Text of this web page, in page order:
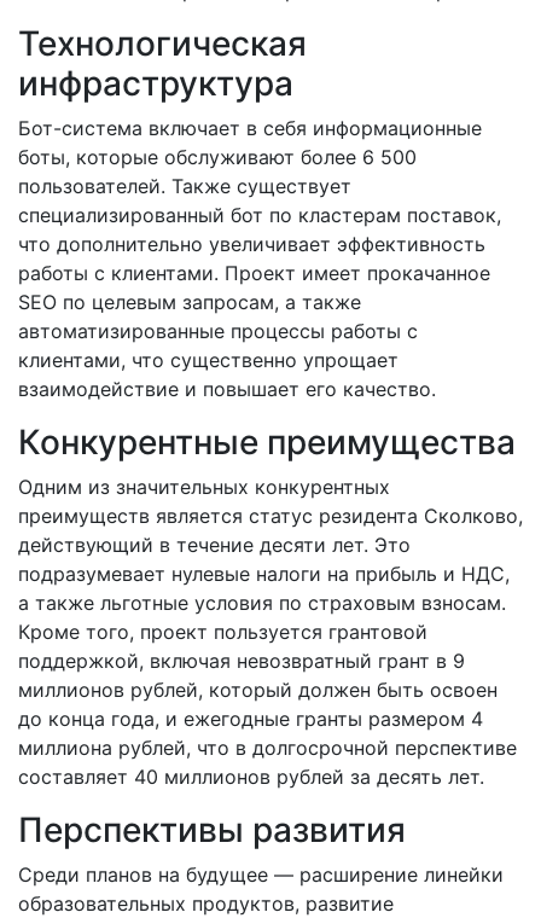
Технологическая
инфраструктура
Бот-система включает в себя информационные
боты, которые обслуживают более 6 500
пользователей. Также существует
специализированный бот по кластерам поставок,
что дополнительно увеличивает эффективность
работы с клиентами. Проект имеет прокачанное
SEO по целевым запросам, а также
автоматизированные процессы работы с
клиентами, что существенно упрощает
взаимодействие и повышает его качество.
Конкурентные преимущества
Одним из значительных конкурентных
преимуществ является статус резидента Сколково,
действующий в течение десяти лет. Это
подразумевает нулевые налоги на прибыль и НДС,
а также льготные условия по страховым взносам.
Кроме того, проект пользуется грантовой
поддержкой, включая невозвратный грант в 9
миллионов рублей, который должен быть освоен
до конца года, и ежегодные гранты размером 4
миллиона рублей, что в долгосрочной перспективе
составляет 40 миллионов рублей за десять лет.
Перспективы развития
Среди планов на будущее — расширение линейки
образовательных продуктов, развитие